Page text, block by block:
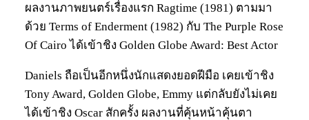
ผลงานภาพยนตร์เรื่องแรก Ragtime (1981) ตามมา
ด้วย Terms of Enderment (1982) กับ The Purple Rose
Of Cairo ได้เข้าชิง Golden Globe Award: Best Actor
Daniels ถือเป็นอีกหนึ่งนักแสดงยอดฝีมือ เคยเข้าชิง
Tony Award, Golden Globe, Emmy แต่กลับยังไม่เคย
ได้เข้าชิง Oscar สักครั้ง ผลงานที่คุ้นหน้าคุ้นตา